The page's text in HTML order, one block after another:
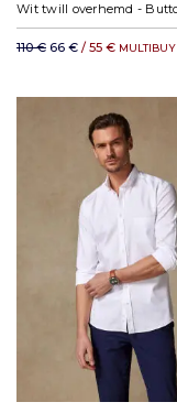
110 € 66 € / 55 € MULTIBUY